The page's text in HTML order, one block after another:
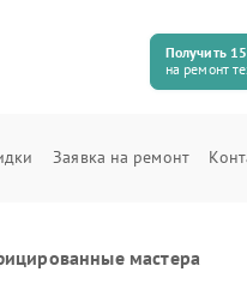
Получить
на ремонт
Заявка на ремонт
мастера